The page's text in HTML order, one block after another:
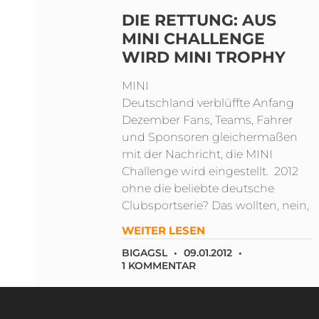
DIE RETTUNG: AUS
MINI CHALLENGE
WIRD MINI TROPHY
MINI
Deutschland verblüffte Anfang
Dezember Fans, Teams, Fahrer
und Sponsoren gleichermaßen
mit der Nachricht, die MINI
Challenge wird eingestellt. 2012
ohne die beliebte deutsche
Clubsportserie? Das wollten, nein,
WEITER LESEN
BIGAGSL
09.01.2012
1 KOMMENTAR